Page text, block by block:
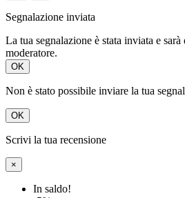
Segnalazione inviata
La tua segnalazione è stata inviata e sarà
moderatore.
OK
Non è stato possibile inviare la tua
OK
Scrivi la tua recensione
×
In saldo!